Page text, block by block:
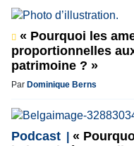
« Pourquoi les
proportionnelles
patrimoine ? »
Par Dominique Berns
Podcast
«